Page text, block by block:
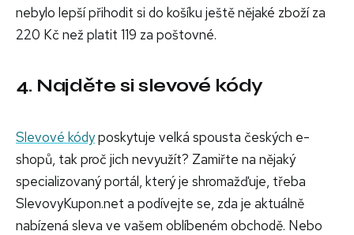
nebylo lepší přihodit si do košíku ještě nějaké zboží za
220 Kč než platit 119 za poštovné.
4. Najděte si slevové kódy
Slevové kódyposkytuje velká spousta českých e-
shopů, tak proč jich nevyužít? Zamiřte na nějaký
specializovaný portál, který je shromažďuje, třeba
SlevovyKupon.net a podívejte se, zda je aktuálně
nabízená sleva ve vašem oblíbeném obchodě. Nebo